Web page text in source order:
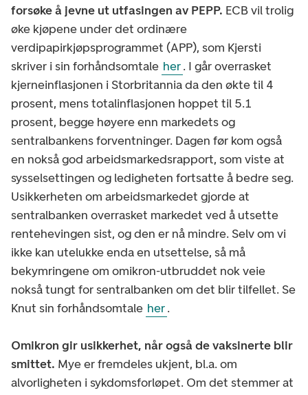
forsøke å jevne ut utfasingen av PEPP. ECB vil trolig
øke kjøpene under det ordinære
verdipapirkjøpsprogrammet (APP), som Kjersti
skriver i sin forhåndsomtale her. I går overrasket
kjerneinflasjonen i Storbritannia da den økte til 4
prosent, mens totalinflasjonen hoppet til 5.1
prosent, begge høyere enn markedets og
sentralbankens forventninger. Dagen før kom også
en nokså god arbeidsmarkedsrapport, som viste at
sysselsettingen og ledigheten fortsatte å bedre seg.
Usikkerheten om arbeidsmarkedet gjorde at
sentralbanken overrasket markedet ved å utsette
rentehevingen sist, og den er nå mindre. Selv om vi
ikke kan utelukke enda en utsettelse, så må
bekymringene om omikron-utbruddet nok veie
nokså tungt for sentralbanken om det blir tilfellet. Se
Knut sin forhåndsomtale her.
Omikron gir usikkerhet, når også de vaksinerte blir
smittet. Mye er fremdeles ukjent, bl.a. om
alvorligheten i sykdomsforløpet. Om det stemmer at